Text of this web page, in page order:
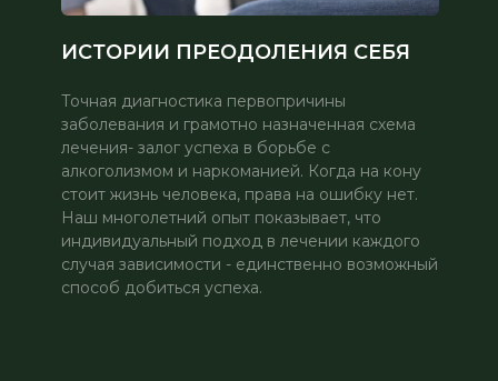
ИСТОРИИ ПРЕОДОЛЕНИЯ СЕБЯ
Точная диагностика первопричины
заболевания и грамотно назначенная схема
лечения- залог успеха в борьбе с
алкоголизмом и наркоманией. Когда на кону
стоит жизнь человека, права на ошибку нет.
Наш многолетний опыт показывает, что
индивидуальный подход в лечении каждого
случая зависимости - единственно возможный
способ добиться успеха.